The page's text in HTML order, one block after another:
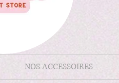
NOS ACCESSOIRES